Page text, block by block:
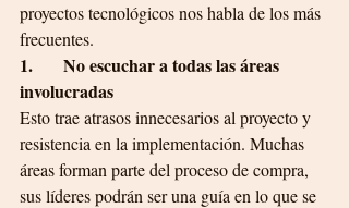
proyectos tecnológicos nos habla de los más
frecuentes.
1.       No escuchar a todas las áreas
involucradas
Esto trae atrasos innecesarios al proyecto y
resistencia en la implementación. Muchas
áreas forman parte del proceso de compra,
sus líderes podrán ser una guía en lo que se